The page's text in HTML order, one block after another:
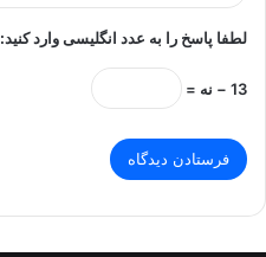
لطفا پاسخ را به عدد انگلیسی وارد کنید:
13 − نه =